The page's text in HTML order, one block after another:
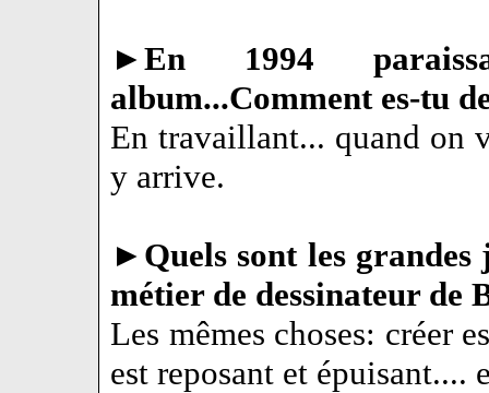
►En 1994
album...Comment es-tu
En travaillant... quand on
y arrive.
► Quels sont les
métier de dessinateur de
Les mêmes choses: créer
est reposant et épuisant....